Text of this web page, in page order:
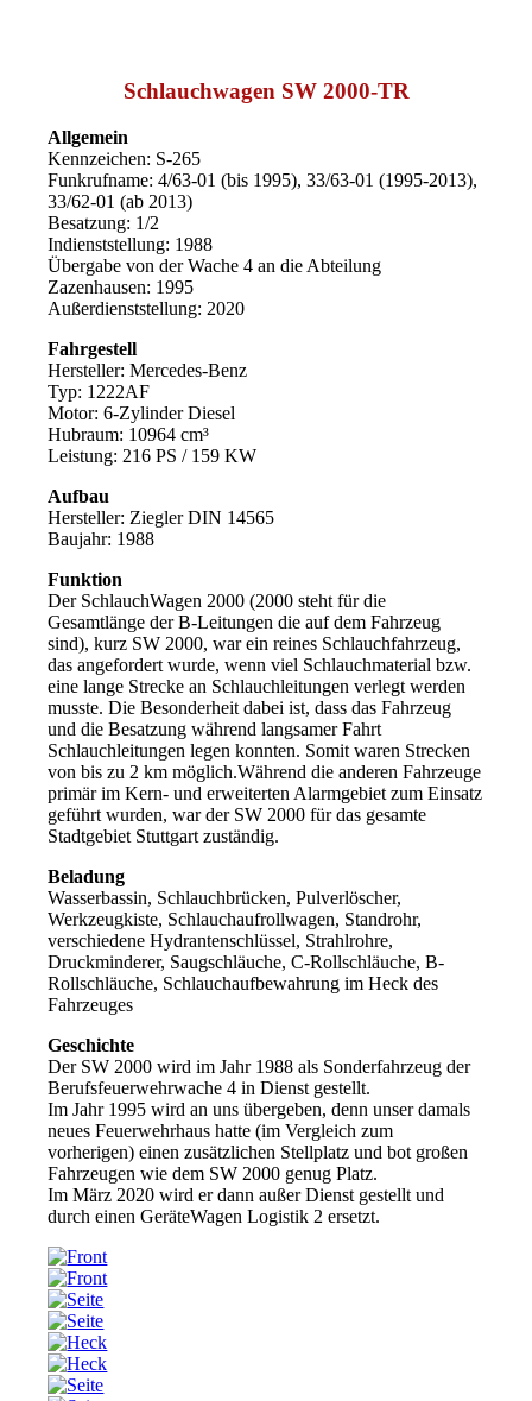
Schlauchwagen SW 2000-TR
Allgemein
Kennzeichen: S-265
Funkrufname: 4/63-01 (bis 1995), 33/63-01 (1995-2013),
33/62-01 (ab 2013)
Besatzung: 1/2
Indienststellung: 1988
Übergabe von der Wache 4 an die Abteilung
Zazenhausen: 1995
Außerdienststellung: 2020
Fahrgestell
Hersteller: Mercedes-Benz
Typ: 1222AF
Motor: 6-Zylinder Diesel
Hubraum: 10964 cm³
Leistung: 216 PS / 159 KW
Aufbau
Hersteller: Ziegler DIN 14565
Baujahr: 1988
Funktion
Der SchlauchWagen 2000 (2000 steht für die
Gesamtlänge der B-Leitungen die auf dem Fahrzeug
sind), kurz SW 2000, war ein reines Schlauchfahrzeug,
das angefordert wurde, wenn viel Schlauchmaterial bzw.
eine lange Strecke an Schlauchleitungen verlegt werden
musste. Die Besonderheit dabei ist, dass das Fahrzeug
und die Besatzung während langsamer Fahrt
Schlauchleitungen legen konnten. Somit waren Strecken
von bis zu 2 km möglich.Während die anderen Fahrzeuge
primär im Kern- und erweiterten Alarmgebiet zum Einsatz
geführt wurden, war der SW 2000 für das gesamte
Stadtgebiet Stuttgart zuständig.
Beladung
Wasserbassin, Schlauchbrücken, Pulverlöscher,
Werkzeugkiste, Schlauchaufrollwagen, Standrohr,
verschiedene Hydrantenschlüssel, Strahlrohre,
Druckminderer, Saugschläuche, C-Rollschläuche, B-
Rollschläuche, Schlauchaufbewahrung im Heck des
Fahrzeuges
Geschichte
Der SW 2000 wird im Jahr 1988 als Sonderfahrzeug der
Berufsfeuerwehrwache 4 in Dienst gestellt.
Im Jahr 1995 wird an uns übergeben, denn unser damals
neues Feuerwehrhaus hatte (im Vergleich zum
vorherigen) einen zusätzlichen Stellplatz und bot großen
Fahrzeugen wie dem SW 2000 genug Platz.
Im März 2020 wird er dann außer Dienst gestellt und
durch einen GeräteWagen Logistik 2 ersetzt.